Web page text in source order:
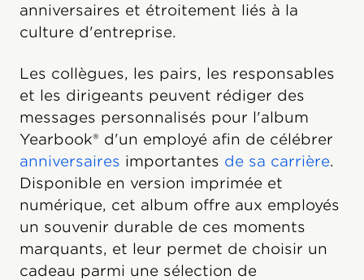
anniversaires et étroitement liés à la
culture d'entreprise.
Les collègues, les pairs, les responsables
et les dirigeants peuvent rédiger des
messages personnalisés pour l'album
Yearbook® d'un employé afin de célébrer
anniversaires importantes de sa carrière.
Disponible en version imprimée et
numérique, cet album offre aux employés
un souvenir durable de ces moments
marquants, et leur permet de choisir un
cadeau parmi une sélection de